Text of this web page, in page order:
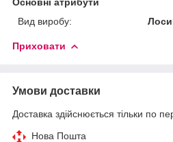
Вид виробу:
Приховати
Умови доставки
Доставка здійснюється тільки по
Нова Пошта